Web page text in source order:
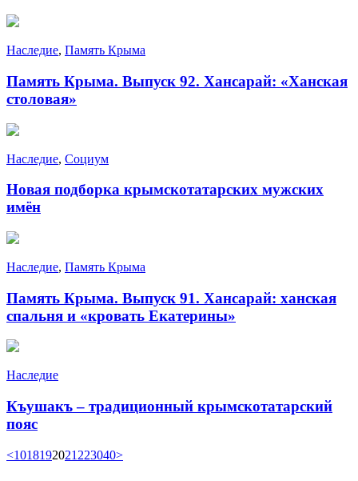
Наследие, Память Крыма
Память Крыма. Выпуск 92. Хансарай: «Ханская
столовая»
Наследие, Социум
Новая подборка крымскотатарских мужских
имён
Наследие, Память Крыма
Память Крыма. Выпуск 91. Хансарай: ханская
спальня и «кровать Екатерины»
Наследие
Къушакъ – традиционный крымскотатарский
пояс
<1018192021 223040>